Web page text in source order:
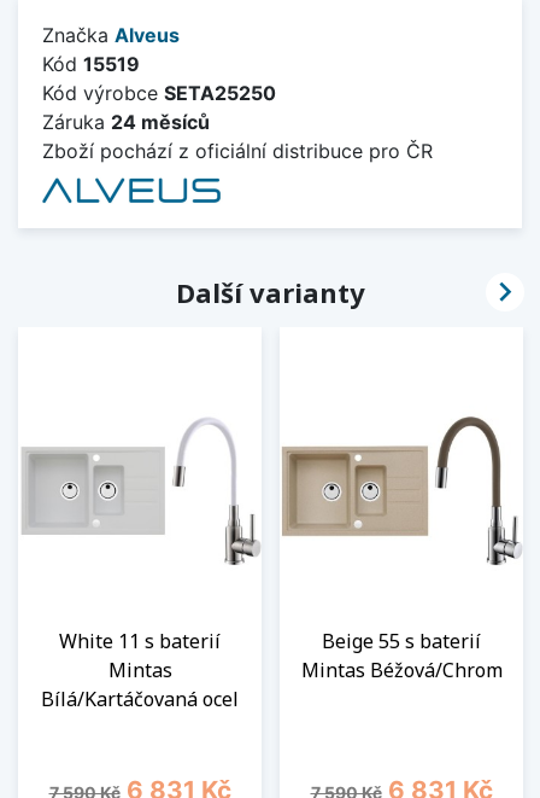
Značka Alveus
Kód 15519
Kód výrobce SETA25250
Záruka 24 měsíců
Zboží pochází z oficiální distribuce pro ČR
Další varianty
White 11 s baterií
Mintas
Bílá/Kartáčovaná ocel
Běžná cena
7 590 Kč Cena
6 831 Kč
Beige 55 s baterií
Mintas Béžová/Chrom
Běžná cena
7 590 Kč Cena
6 831 Kč
